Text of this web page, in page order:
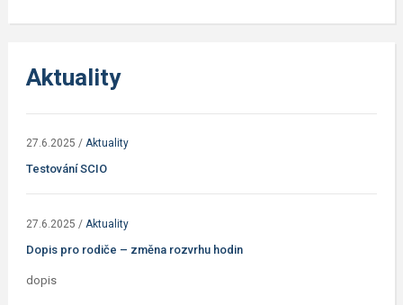
Aktuality
27.6.2025 / Aktuality
Testování SCIO
27.6.2025 / Aktuality
Dopis pro rodiče – změna rozvrhu hodin
dopis